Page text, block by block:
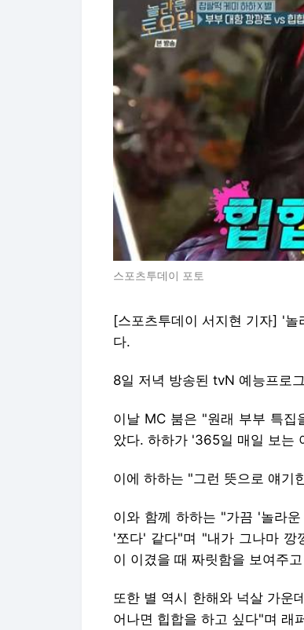
스포츠투데이 포토
[스포츠투데이 서지현 기자] '
다.
8일 저녁 방송된 tvN 예능프로
이날 MC 붐은 "원래 부부 특집
았다. 하하가 '365일 매일 보는
이에 하하는 "그런 뜻으로 얘기
이와 함께 하하는 "가끔 '놀라
'쪼다' 같다"며 "내가 그나마 깡
이 이겼을 때 짜릿함을 보여주
또한 별 역시 한해와 넉살 가운
어나면 힙합을 하고 싶다"며 래